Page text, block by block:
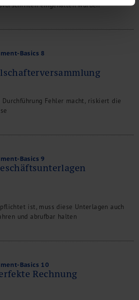
eingehalten wurden
Basics 8
Durchführung Fehler macht, riskiert die
Basics 9
ist, muss diese Unterlagen auch
und abrufbar halten
Basics 10
Rechnung